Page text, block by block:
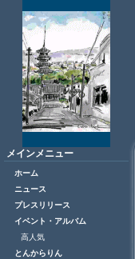
メインメニュー
ホーム
ニュース
プレスリリース
イベント・アルバム
高人気
とんからりん